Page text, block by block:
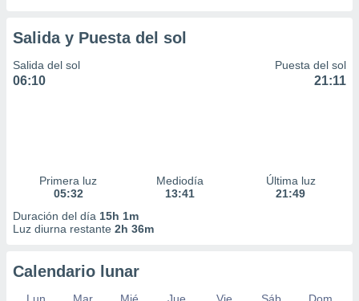
Salida y Puesta del sol
Salida del sol
06:10
Puesta del sol
21:11
Primera luz
05:32
Mediodía
13:41
Última luz
21:49
Duración del día 15h 1m
Luz diurna restante 2h 36m
Calendario lunar